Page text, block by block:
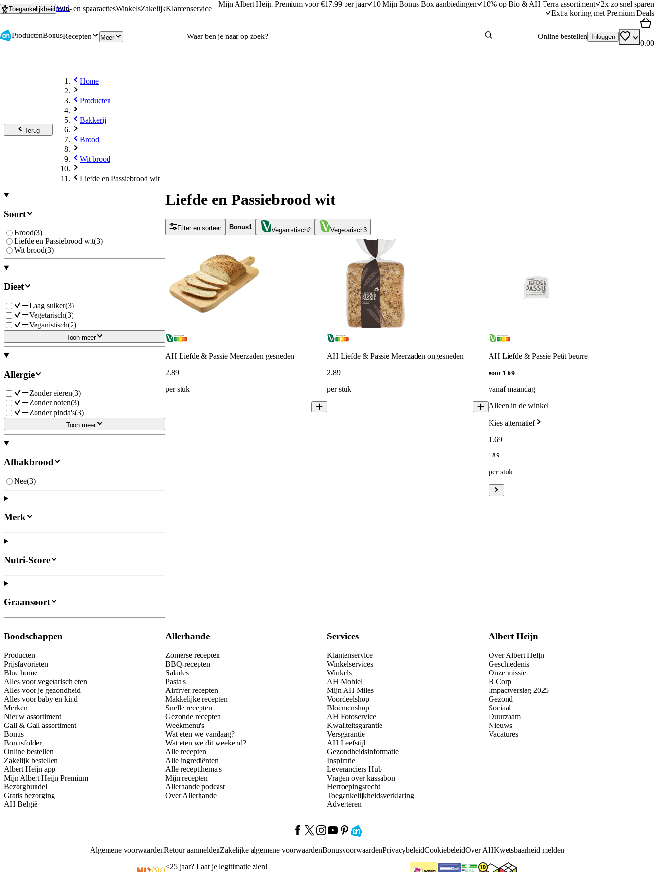
Ga naar hoofdinhoud
Ga naar zoeken
ToegankelijkheidWin- en spaaractiesWinkelsZakelijkKlantenservice
Mijn Albert Heijn Premium voor €17.99 per jaar 10 Mijn Bonus Box aanbiedingen 10% op Bio & AH Terra assortiment
2x zo snel sparen
Extra korting met Premium Deals
ProductenBonusRecepten Meer Online bestellen Inloggen
0.00
Terug
Home
Producten
Bakkerij
Brood
Wit brood
Liefde en Passiebrood wit
Soort
Brood(3)
Liefde en Passiebrood wit(3)
Wit brood(3)
Dieet
Laag suiker(3)
Vegetarisch(3)
Veganistisch(2)
Toon meer
Allergie
Zonder eieren(3)
Zonder noten(3)
Zonder pinda's(3)
Toon meer
Afbakbrood
Nee(3)
Merk
Nutri-Score
Graansoort
Liefde en Passiebrood wit
Filter en sorteer Bonus1 Veganistisch2 Vegetarisch3
AH Liefde & Passie Meerzaden gesneden
2.89
per stuk
AH Liefde & Passie Meerzaden ongesneden
2.89
per stuk
AH Liefde & Passie Petit beurre
voor 1.69
vanaf maandag
Alleen in de winkel
Kies alternatief
1.69
1.89
per stuk
Boodschappen
Producten
Prijsfavorieten
Blue home
Alles voor vegetarisch eten
Alles voor je gezondheid
Alles voor baby en kind
Merken
Nieuw assortiment
Gall & Gall assortiment
Bonus
Bonusfolder
Online bestellen
Zakelijk bestellen
Albert Heijn app
Mijn Albert Heijn Premium
Bezorgbundel
Gratis bezorging
AH België
Allerhande
Zomerse recepten
BBQ-recepten
Salades
Pasta's
Airfryer recepten
Makkelijke recepten
Snelle recepten
Gezonde recepten
Weekmenu's
Wat eten we vandaag?
Wat eten we dit weekend?
Alle recepten
Alle ingrediënten
Alle receptthema's
Mijn recepten
Allerhande podcast
Over Allerhande
Services
Klantenservice
Winkelservices
Winkels
AH Mobiel
Mijn AH Miles
Voordeelshop
Bloemenshop
AH Fotoservice
Kwaliteitsgarantie
Versgarantie
AH Leefstijl
Gezondheidsinformatie
Inspiratie
Leveranciers Hub
Vragen over kassabon
Herroepingsrecht
Toegankelijkheidsverklaring
Adverteren
Albert Heijn
Over Albert Heijn
Geschiedenis
Onze missie
B Corp
Impactverslag 2025
Gezond
Sociaal
Duurzaam
Nieuws
Vacatures
Algemene voorwaardenRetour aanmeldenZakelijke algemene voorwaardenBonusvoorwaardenPrivacybeleidCookiebeleidOver AHKwetsbaarheid melden
<25 jaar? Laat je legitimatie zien!